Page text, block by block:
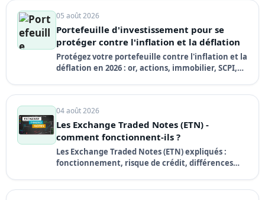
05 août 2026
Portefeuille d'investissement pour se
protéger contre l'inflation et la déflation
Protégez votre portefeuille contre l'inflation et la
déflation en 2026 : or, actions, immobilier, SCPI,
04 août 2026
Les Exchange Traded Notes (ETN) -
comment fonctionnent-ils ?
Les Exchange Traded Notes (ETN) expliqués :
fonctionnement, risque de crédit, différences